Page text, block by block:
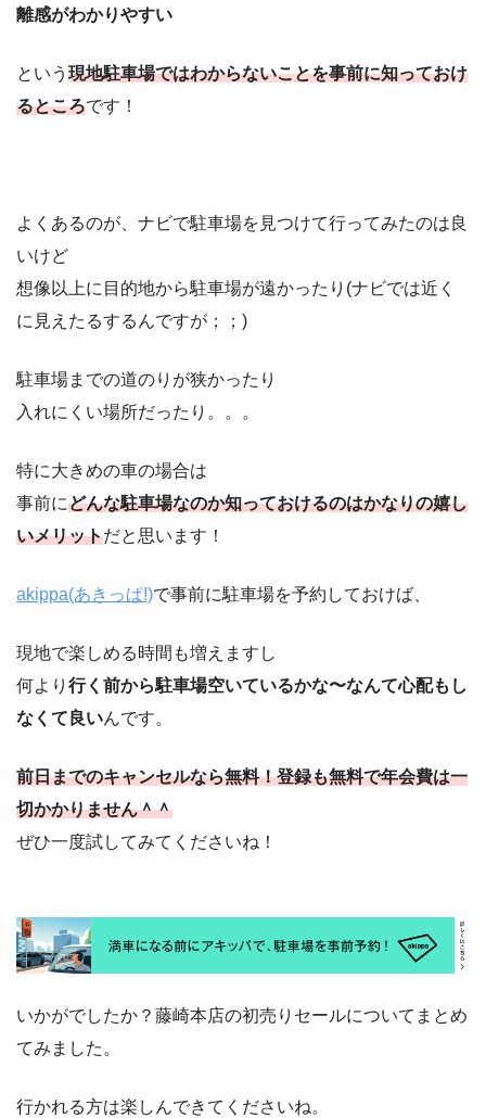
離感がわかりやすい
という 現地駐車場ではわからないことを事前に知っておけ
るところです！
よくあるのが、ナビで駐車場を見つけて行ってみたのは良
いけど
想像以上に目的地から駐車場が遠かったり(ナビでは近く
に見えたるするんですが；；)
駐車場までの道のりが狭かったり
入れにくい場所だったり。。。
特に大きめの車の場合は
事前にどんな駐車場なのか知っておけるのはかなりの嬉し
いメリットだと思います！
akippa(あきっぱ!)で事前に駐車場を予約しておけば、
現地で楽しめる時間も増えますし
何より 行く前から駐車場空いているかな〜なんて心配もし
なくて良いんです。
前日までのキャンセルなら無料！登録も無料で年会費は一
切かかりません＾＾
ぜひ一度試してみてくださいね！
いかがでしたか？藤崎本店の初売りセールについてまとめ
てみました。
行かれる方は楽しんできてくださいね。